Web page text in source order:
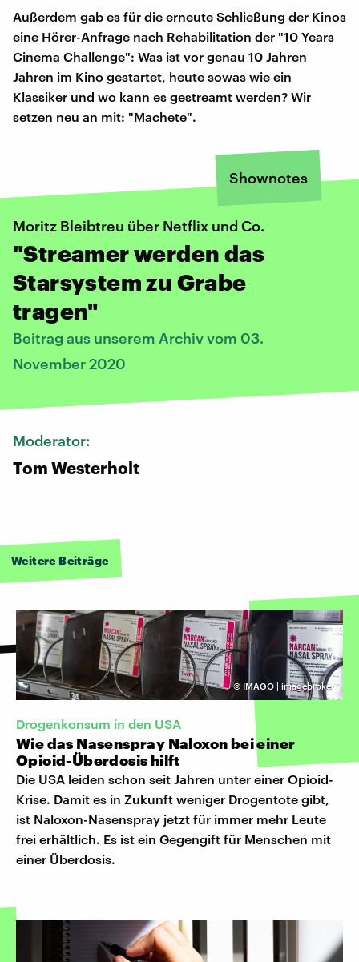
Außerdem gab es für die erneute Schließung der Kinos
eine Hörer-Anfrage nach Rehabilitation der "10 Years
Cinema Challenge": Was ist vor genau 10 Jahren
Jahren im Kino gestartet, heute sowas wie ein
Klassiker und wo kann es gestreamt werden? Wir
setzen neu an mit: "Machete".
Shownotes
Moritz Bleibtreu über Netflix und Co.
"Streamer werden das
Starsystem zu Grabe
tragen"
Beitrag aus unserem Archiv vom 03.
November 2020
Moderator:
Tom Westerholt
Weitere Beiträge
© IMAGO | imagebroker
Drogenkonsum in den USA
Wie das Nasenspray Naloxon bei einer
Opioid-Überdosis hilft
Die USA leiden schon seit Jahren unter einer Opioid-
Krise. Damit es in Zukunft weniger Drogentote gibt,
ist Naloxon-Nasenspray jetzt für immer mehr Leute
frei erhältlich. Es ist ein Gegengift für Menschen mit
einer Überdosis.